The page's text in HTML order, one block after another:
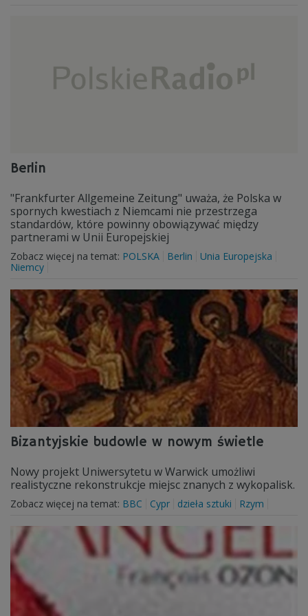
Berlin
"Frankfurter Allgemeine Zeitung" uważa, że Polska w
spornych kwestiach z Niemcami nie przestrzega
standardów, które powinny obowiązywać między
partnerami w Unii Europejskiej
Zobacz więcej na temat: POLSKA Berlin
Unia Europejska
Niemcy
Bizantyjskie budowle w nowym świetle
Nowy projekt Uniwersytetu w Warwick umożliwi
realistyczne rekonstrukcje miejsc znanych z wykopalisk.
Zobacz więcej na temat: BBC Cypr dzieła sztuki Rzym